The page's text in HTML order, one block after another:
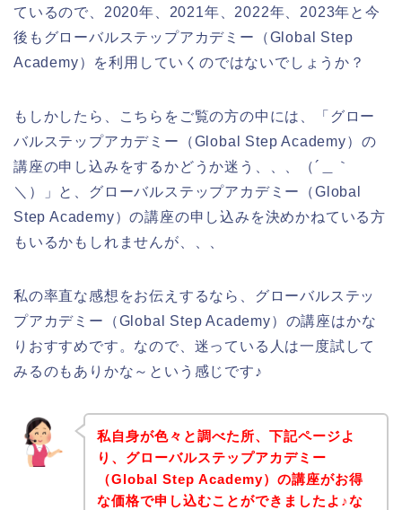
ているので、2020年、2021年、2022年、2023年と今
後もグローバルステップアカデミー（Global Step
Academy）を利用していくのではないでしょうか？
もしかしたら、こちらをご覧の方の中には、「グロー
バルステップアカデミー（Global Step Academy）の
講座の申し込みをするかどうか迷う、、、（´＿｀
＼）」と、グローバルステップアカデミー（Global
Step Academy）の講座の申し込みを決めかねている方
もいるかもしれませんが、、、
私の率直な感想をお伝えするなら、グローバルステッ
プアカデミー（Global Step Academy）の講座はかな
りおすすめです。なので、迷っている人は一度試して
みるのもありかな～という感じです♪
私自身が色々と調べた所、下記ページよ
り、グローバルステップアカデミー
（Global Step Academy）の講座がお得
な価格で申し込むことができましたよ♪な